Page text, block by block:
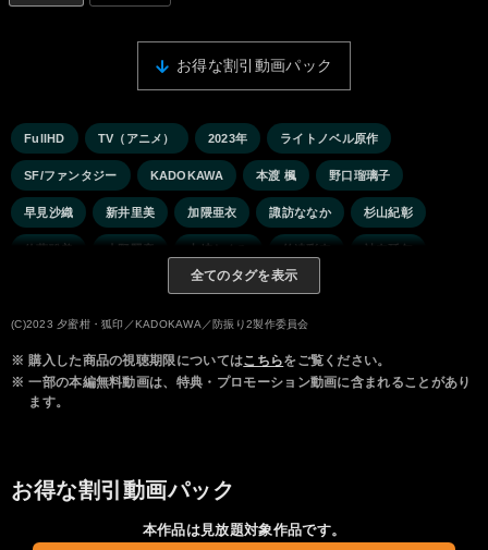
お得な割引動画パック
FullHD TV（アニメ） 2023年 ライトノベル原作
SF/ファンタジー KADOKAWA 本渡 楓 野口瑠璃子
早見沙織 新井里美 加隈亜衣 諏訪ななか 杉山紀彰
佐藤聡美 小野賢章 山崎たくみ 竹達彩奈 神奈延年
石田 彰 皆口裕子
全てのタグを表示
(C)2023 夕蜜柑・狐印／KADOKAWA／防振り2製作委員会
※ 購入した商品の視聴期限についてはこちらをご覧ください。
※ 一部の本編無料動画は、特典・プロモーション動画に含まれることがあり
ます。
お得な割引動画パック
本作品は見放題対象作品です。